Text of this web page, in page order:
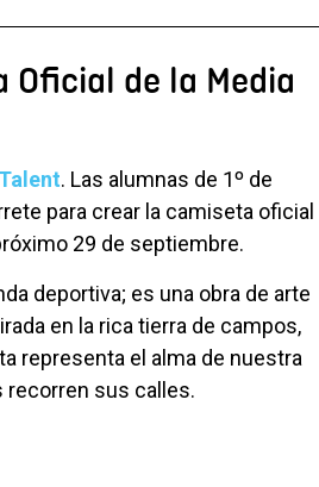
Oficial de la Media
. Las alumnas de 1º de
para crear la camiseta oficial
29 de septiembre.
deportiva; es una obra de arte
en la rica tierra de campos,
representa el alma de nuestra
recorren sus calles.